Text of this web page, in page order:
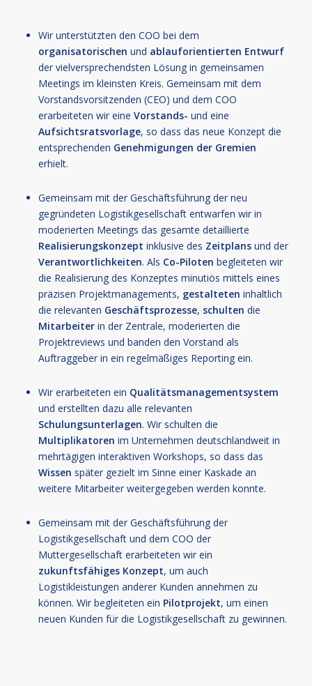
Wir unterstützten den COO bei dem
organisatorischen und ablauforientierten Entwurf
der vielversprechendsten Lösung in gemeinsamen
Meetings im kleinsten Kreis. Gemeinsam mit dem
Vorstandsvorsitzenden (CEO) und dem COO
erarbeiteten wir eine Vorstands- und eine
Aufsichtsratsvorlage, so dass das neue Konzept die
entsprechenden Genehmigungen der Gremien
erhielt.
Gemeinsam mit der Geschäftsführung der neu
gegründeten Logistikgesellschaft entwarfen wir in
moderierten Meetings das gesamte detaillierte
Realisierungskonzept inklusive des Zeitplansund der
Verantwortlichkeiten. Als Co-Piloten begleiteten wir
die Realisierung des Konzeptes minutiös mittels eines
präzisen Projektmanagements, gestalteten inhaltlich
die relevanten Geschäftsprozesse, schulten die
Mitarbeiterin der Zentrale, moderierten die
Projektreviews und banden den Vorstand als
Auftraggeber in ein regelmäßiges Reporting ein.
Wir erarbeiteten ein Qualitätsmanagementsystem
und erstellten dazu alle relevanten
Schulungsunterlagen. Wir schulten die
Multiplikatoren im Unternehmen deutschlandweit in
mehrtägigen interaktiven Workshops, so dass das
Wissen später gezielt im Sinne einer Kaskade an
weitere Mitarbeiter weitergegeben werden konnte.
Gemeinsam mit der Geschäftsführung der
Logistikgesellschaft und dem COO der
Muttergesellschaft erarbeiteten wir ein
zukunftsfähiges Konzept, um auch
Logistikleistungen anderer Kunden annehmen zu
können. Wir begleiteten ein Pilotprojekt, um einen
neuen Kunden für die Logistikgesellschaft zu gewinnen.